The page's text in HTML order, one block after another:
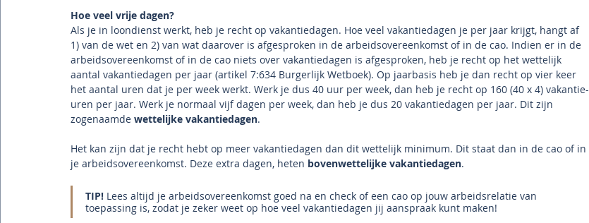
Hoe veel vrije dagen?
Als je in loondienst werkt, heb je recht op vakantiedagen. Hoe veel vakantiedagen je per jaar krijgt, hangt af
1) van de wet en 2) van wat daarover is afgesproken in de arbeidsovereenkomst of in de cao. Indien er in de
arbeidsovereenkomst of in de cao niets over vakantiedagen is afgesproken, heb je recht op het wettelijk
aantal vakantiedagen per jaar (artikel 7:634 Burgerlijk Wetboek). Op jaarbasis heb je dan recht op vier keer
het aantal uren dat je per week werkt. Werk je dus 40 uur per week, dan heb je recht op 160 (40 x 4) vakantie-
uren per jaar. Werk je normaal vijf dagen per week, dan heb je dus 20 vakantiedagen per jaar. Dit zijn
zogenaamde wettelijke vakantiedagen.
Het kan zijn dat je recht hebt op meer vakantiedagen dan dit wettelijk minimum. Dit staat dan in de cao of in
je arbeidsovereenkomst. Deze extra dagen, heten bovenwettelijke vakantiedagen.
TIP! Lees altijd je arbeidsovereenkomst goed na en check of een cao op jouw arbeidsrelatie van
toepassing is, zodat je zeker weet op hoe veel vakantiedagen jij aanspraak kunt maken!